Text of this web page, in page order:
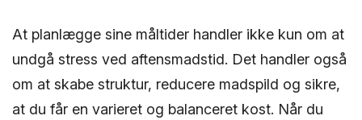
At planlægge sine måltider handler ikke kun om at
undgå stress ved aftensmadstid. Det handler også
om at skabe struktur, reducere madspild og sikre,
at du får en varieret og balanceret kost. Når du